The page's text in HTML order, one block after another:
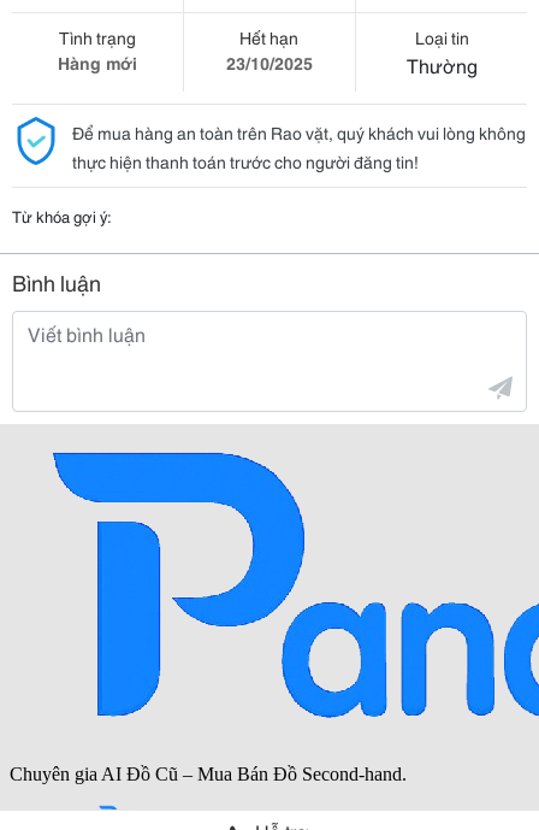
Tình trạng
Hàng mới
Hết hạn
23/10/2025
Loại tin
Thường
Để mua hàng an toàn trên Rao vặt, quý khách vui lòng không
thực hiện thanh toán trước cho người đăng tin!
Từ khóa gợi ý:
Bình luận